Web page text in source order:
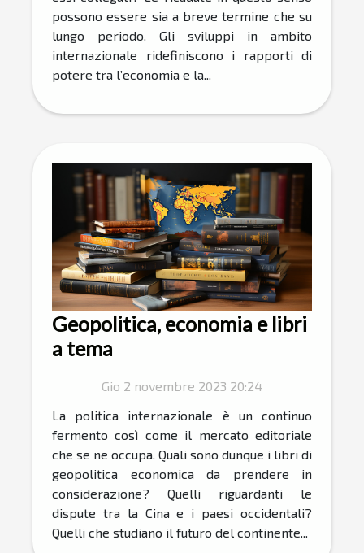
possono essere sia a breve termine che su
lungo periodo. Gli sviluppi in ambito
internazionale ridefiniscono i rapporti di
potere tra l’economia e la...
Geopolitica, economia e libri
a tema
Gio 2 novembre 2023 20:24
La politica internazionale è un continuo
fermento così come il mercato editoriale
che se ne occupa. Quali sono dunque i libri di
geopolitica economica da prendere in
considerazione? Quelli riguardanti le
dispute tra la Cina e i paesi occidentali?
Quelli che studiano il futuro del continente...